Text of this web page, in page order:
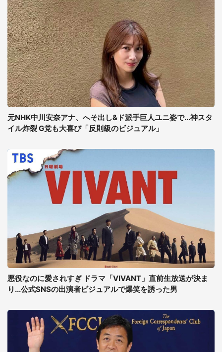
元NHK中川安奈アナ、へそ出し&ド派手巨人ユニ姿で...神スタ
イル炸裂 G党も大喜び「反則級のビジュアル」
悪役なのに愛されすぎ ドラマ「VIVANT」直前生放送が決ま
り...公式SNSの出演者ビジュアルで爆笑を誘った男